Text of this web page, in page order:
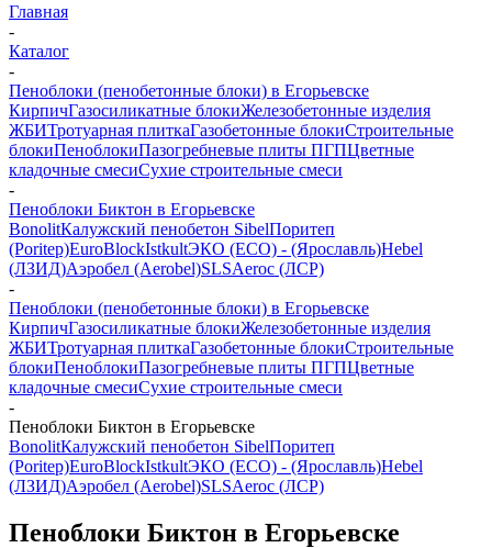
Главная
-
Каталог
-
Пеноблоки (пенобетонные блоки) в Егорьевске
КирпичГазосиликатные блокиЖелезобетонные изделия
ЖБИТротуарная плиткаГазобетонные блокиСтроительные
блокиПеноблокиПазогребневые плиты ПГПЦветные
кладочные смесиСухие строительные смеси
-
Пеноблоки Биктон в Егорьевске
BonolitКалужский пенобетон SibelПоритеп
(Poritep)EuroBlockIstkultЭКО (ECO) - (Ярославль)Hebel
(ЛЗИД)Аэробел (Aerobel)SLSAeroc (ЛСР)
-
Пеноблоки (пенобетонные блоки) в Егорьевске
КирпичГазосиликатные блокиЖелезобетонные изделия
ЖБИТротуарная плиткаГазобетонные блокиСтроительные
блокиПеноблокиПазогребневые плиты ПГПЦветные
кладочные смесиСухие строительные смеси
-
Пеноблоки Биктон в Егорьевске
BonolitКалужский пенобетон SibelПоритеп
(Poritep)EuroBlockIstkultЭКО (ECO) - (Ярославль)Hebel
(ЛЗИД)Аэробел (Aerobel)SLSAeroc (ЛСР)
Пеноблоки Биктон в Егорьевске